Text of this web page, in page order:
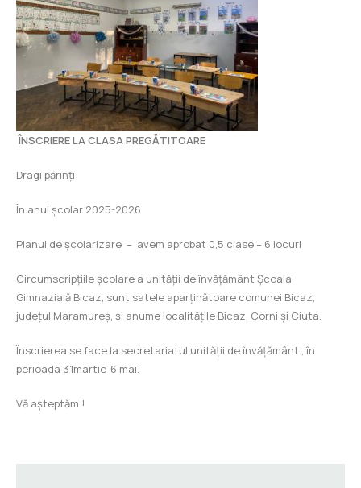
ÎNSCRIERE LA CLASA PREGĂTITOARE
Dragi părinți:
În anul școlar 2025-2026
Planul de școlarizare – avem aprobat 0,5 clase – 6 locuri
Circumscripțiile școlare a unității de învățământ Școala
Gimnazială Bicaz, sunt satele aparținătoare comunei Bicaz,
județul Maramureș, și anume localitățile Bicaz, Corni și Ciuta.
Înscrierea se face la secretariatul unității de învățământ , în
perioada 31martie-6 mai.
Vă așteptăm !